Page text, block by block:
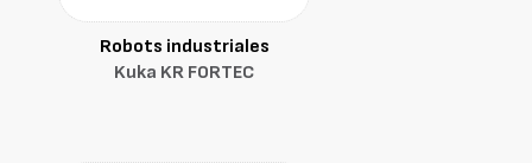
Robots industriales
Kuka KR FORTEC